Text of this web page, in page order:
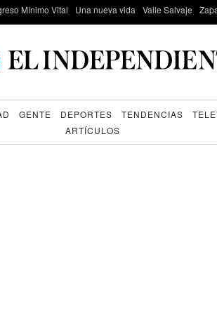
Mínimo Vital Una nueva vida Valle Salvaje
GENTE DEPORTES TENDENCIAS
ARTÍCULOS